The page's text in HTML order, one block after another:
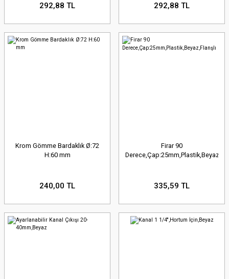
292,88 TL 292,88 TL
Krom Gömme Bardaklık Ø:72
H:60 mm
240,00 TL
Firar 90
335,59 TL